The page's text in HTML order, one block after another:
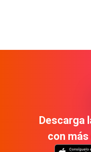
Descarga
con